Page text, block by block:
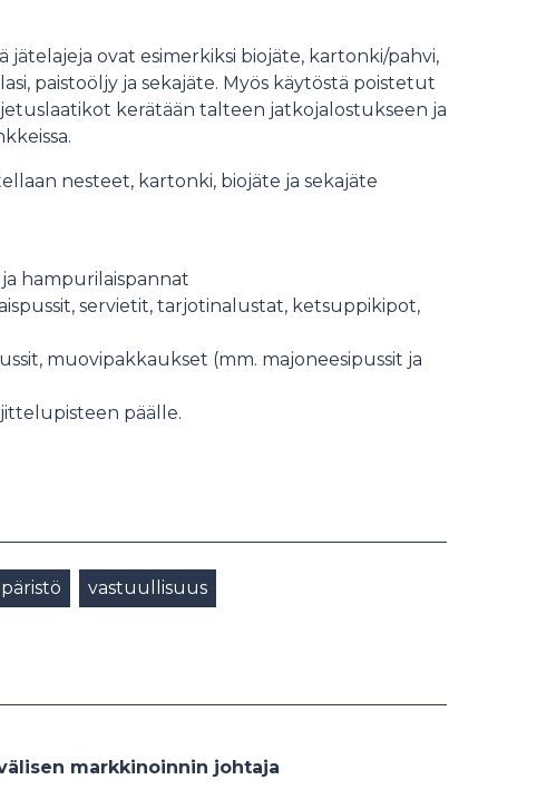
ovat esimerkiksi biojäte, kartonki/pahvi,
paistoöljy ja sekajäte. Myös käytöstä poistetut
kerätään talteen jatkojalostukseen ja
nesteet, kartonki, biojäte ja sekajäte
hampurilaispannat
servietit, tarjotinalustat, ketsuppikipot,
muovipakkaukset (mm. majoneesipussit ja
päälle.
vastuullisuus
markkinoinnin johtaja